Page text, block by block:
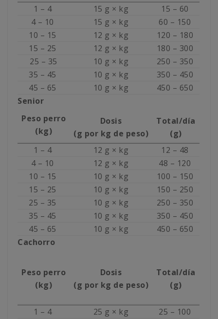
1 – 4 15 g × kg
15 – 60
4 – 10
15 g × kg
60 – 150
10 – 15
12 g × kg
120 – 180
15 – 25
12 g × kg
180 – 300
25 – 35
10 g × kg
250 – 350
35 – 45
10 g × kg
350 – 450
45 – 65
10 g × kg
450 – 650
Senior
Peso perro
(kg)
Dosis
(g por kg de peso)
Total/día
(g)
1 – 4
12 g × kg
12 – 48
4 – 10
12 g × kg
48 – 120
10 – 15
10 g × kg
100 – 150
15 – 25
10 g × kg
150 – 250
25 – 35
10 g × kg
250 – 350
35 – 45
10 g × kg
350 – 450
45 – 65
10 g × kg
450 – 650
Cachorro
Peso perro
(kg)
Dosis
(g por kg de peso)
Total/día
(g)
1 – 4 25 g × kg
25 – 100